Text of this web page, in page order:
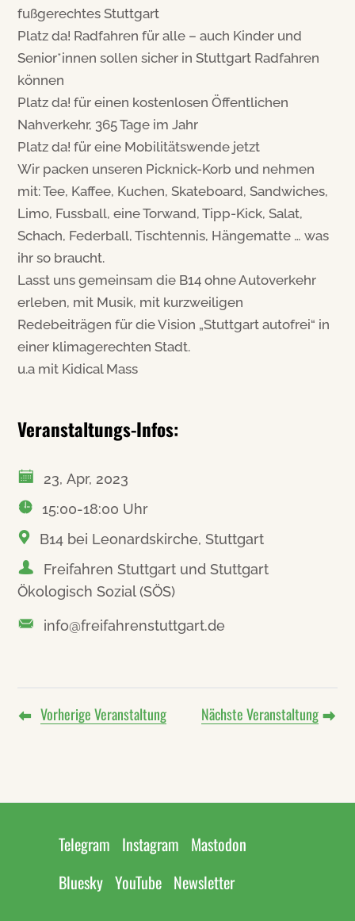
fußgerechtes Stuttgart
Platz da! Radfahren für alle – auch Kinder und
Senior*innen sollen sicher in Stuttgart Radfahren
können
Platz da! für einen kostenlosen Öffentlichen
Nahverkehr, 365 Tage im Jahr
Platz da! für eine Mobilitätswende jetzt
Wir packen unseren Picknick-Korb und nehmen
mit: Tee, Kaffee, Kuchen, Skateboard, Sandwiches,
Limo, Fussball, eine Torwand, Tipp-Kick, Salat,
Schach, Federball, Tischtennis, Hängematte … was
ihr so braucht.
Lasst uns gemeinsam die B14 ohne Autoverkehr
erleben, mit Musik, mit kurzweiligen
Redebeiträgen für die Vision „Stuttgart autofrei“ in
einer klimagerechten Stadt.
u.a mit Kidical Mass
Veranstaltungs-Infos:
23, Apr, 2023
15:00-18:00 Uhr
B14 bei Leonardskirche, Stuttgart
Freifahren Stuttgart und Stuttgart
Ökologisch Sozial (SÖS)
info@freifahrenstuttgart.de
Vorherige Veranstaltung Nächste Veranstaltung
Telegram Instagram Mastodon
Bluesky YouTube Newsletter